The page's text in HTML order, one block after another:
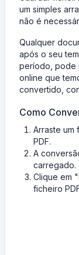
um simples
não é
Qualquer
após o seu
período, pode
online que
convertido,
Como
Arraste
PDF.
A
carregado.
Clique em
ficheiro